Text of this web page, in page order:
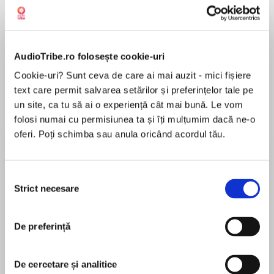
AudioTribe.ro folosește cookie-uri
Cookie-uri? Sunt ceva de care ai mai auzit - mici fișiere
text care permit salvarea setărilor și preferințelor tale pe
un site, ca tu să ai o experiență cât mai bună. Le vom
folosi numai cu permisiunea ta și îți mulțumim dacă ne-o
oferi. Poți schimba sau anula oricând acordul tău.
consimțământului
Strict necesare
De preferință
De cercetare și analitice
Sohn Won-pyung
Despre carte
Pete the Cat helps out at the supermarket in
thisLevel 1 I Can Read tale fromNew York
Timesbestselling creators Kimberly and James
Dean
Catheads off to the supermarket.But what
happens when Dad loses the grocery listbefore
help remind Dad what was on their list!
Pete the Cat's Trip to the Supermarket is a
În acest moment nu există recenzii
James Dean
creator and illustrator of Pete the Cat. He is a self-